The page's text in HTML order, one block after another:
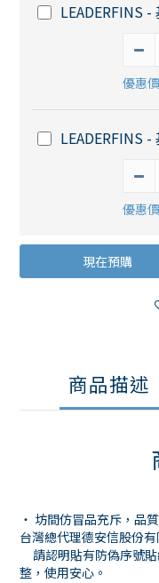
LEADERFINS
優惠
LEADERFINS
優惠
現在預購
商品描述
・ 坊間仿冒品充斥，品
台灣總代理德安信股份
請認明貼有防偽序號
整，使用安心。